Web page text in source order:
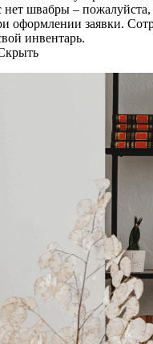
нет швабры –
оформлении заявки.
инвентарь.